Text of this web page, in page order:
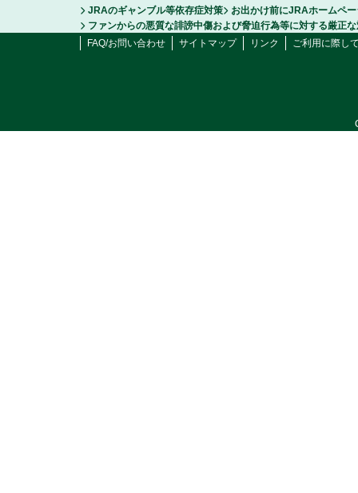
JRAのギャンブル等依存症対策
お出かけ前にJRAホームペ
ファンからの悪質な誹謗中傷および脅迫行為等に対する厳正
FAQ/お問い合わせ
サイトマップ リンク ご利用に際し